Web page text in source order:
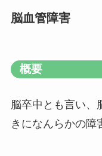
脳血管障害
概要
脳卒中とも言い、
きになんらかの障